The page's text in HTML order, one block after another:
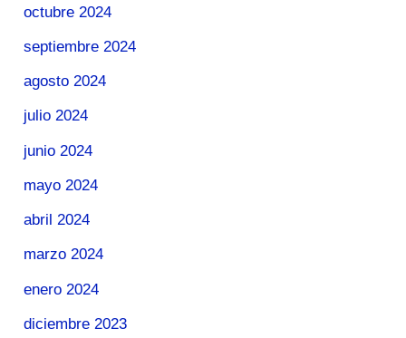
octubre 2024
septiembre 2024
agosto 2024
julio 2024
junio 2024
mayo 2024
abril 2024
marzo 2024
enero 2024
diciembre 2023